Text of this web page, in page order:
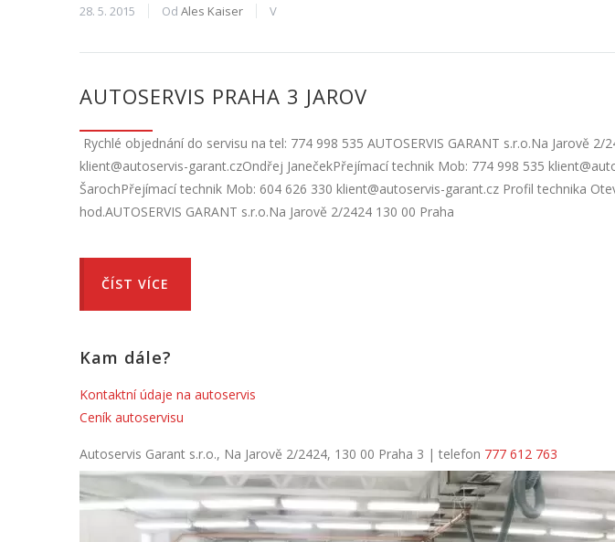
28. 5. 2015 Od Ales Kaiser V
AUTOSERVIS PRAHA 3 JAROV
Rychlé objednání do servisu na tel: 774 998 535 AUTOSERVIS GARANT s.r.o.Na Jarově 2/
klient@autoservis-garant.czOndřej JanečekPřejímací technik Mob: 774 998 535
ŠarochPřejímací technik Mob: 604 626 330 klient@autoservis-garant.cz Profil technika
hod.AUTOSERVIS GARANT s.r.o.Na Jarově 2/2424 130 00 Praha
ČÍST VÍCE
Kam dále?
Kontaktní údaje na autoservis
Ceník autoservisu
Autoservis Garant s.r.o., Na Jarově 2/2424, 130 00 Praha 3 | telefon 777 612 763